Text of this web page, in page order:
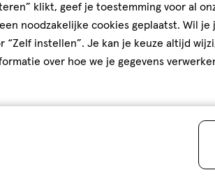
klikt, geef je toestemming voor al
noodzakelijke cookies geplaatst. Wil
“Zelf instellen”. Je kan je keuze altijd
over hoe we je gegevens